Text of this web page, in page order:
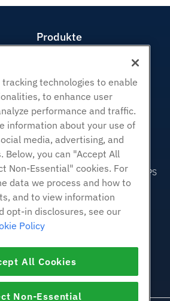
Produkte
Reseller Hosting
White Label Reseller
Verwaltete Linux. VPS
Nicht verwaltete Linux VPS
Verwaltete Fenster. VPS
Nicht verwaltetes Windows VPS
Cloud-Server
Load Balancer
Blockspeicher
SSL Zertifikate
technologies to enable
to enhance user
performance and traffic.
information about your use of
media, advertising, and
Below, you can "Accept All
Non-Essential" cookies. For
data we process and how to
and to view information
opt-in disclosures, see our
Policy
All Cookies
Non-Essential